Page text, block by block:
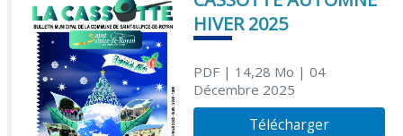
HIVER 2025
PDF| 14,28 Mo | 04
Décembre 2025
Télécharger